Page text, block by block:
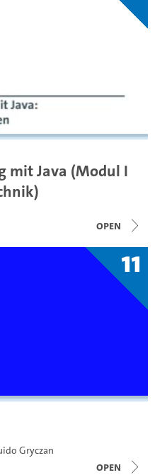
mit Java (Modul I
open
11
Gryczan
open